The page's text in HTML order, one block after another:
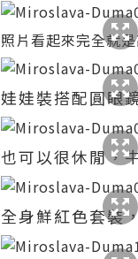
照片看起來完全就
娃娃裝搭配圓眼
也可以很休閒，
全身鮮紅色套裝